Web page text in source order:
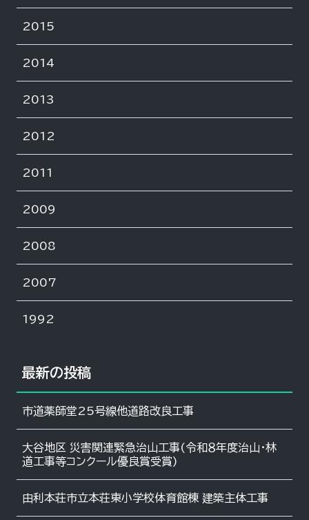
2015
2014
2013
2012
2011
2009
2008
2007
1992
最新の投稿
市道薬師堂25号線他道路改良工事
大谷地区 災害関連緊急治山工事(令和８年度治山・林
道工事等コンクール優良賞受賞)
由利本荘市立本荘東小学校体育館棟 建築主体工事